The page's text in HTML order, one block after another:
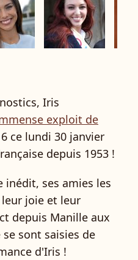
Iris
exploit de
ce lundi 30 janvier
depuis 1953 !
ses amies les
joie et leur
depuis Manille aux
sont saisies de
d'Iris !